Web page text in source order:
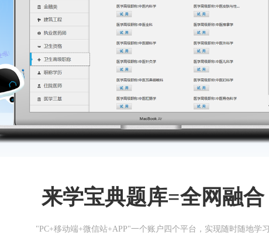
来学宝典题库=全网融合
"PC+移动端+微信站+APP"一个账户四个平台，实现随时随地学习